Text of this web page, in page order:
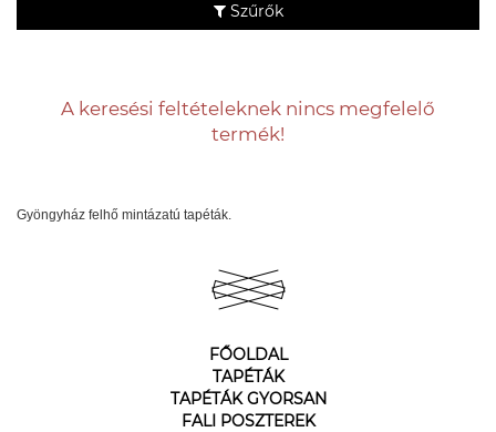
Szűrők
A keresési feltételeknek nincs megfelelő
termék!
Gyöngyház felhő mintázatú tapéták.
FŐOLDAL
TAPÉTÁK
TAPÉTÁK GYORSAN
FALI POSZTEREK